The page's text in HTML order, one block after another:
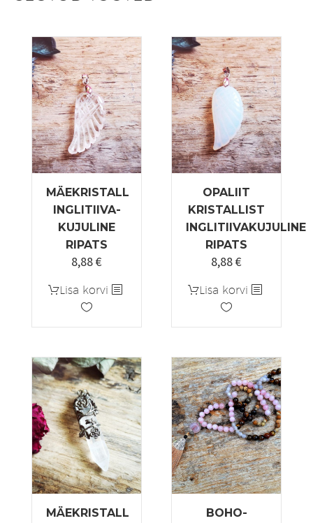
MÄEKRISTALL
INGLITIIVA-
KUJULINE
RIPATS
8,88€
Lisa korvi
OPALIIT
KRISTALLIST
INGLITIIVAKUJULINE
RIPATS
8,88€
Lisa korvi
MÄEKRISTALL
BOHO-